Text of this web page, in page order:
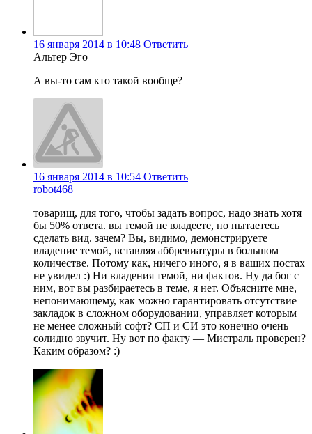
16 января 2014 в 10:48 Ответить
Альтер Эго
А вы-то сам кто такой вообще?
16 января 2014 в 10:54 Ответить
robot468
товарищ, для того, чтобы задать вопрос, надо знать хотя
бы 50% ответа. вы темой не владеете, но пытаетесь
сделать вид. зачем? Вы, видимо, демонстрируете
владение темой, вставляя аббревиатуры в большом
количестве. Потому как, ничего иного, я в ваших постах
не увидел :) Ни владения темой, ни фактов. Ну да бог с
ним, вот вы разбираетесь в теме, я нет. Объясните мне,
непонимающему, как можно гарантировать отсутствие
закладок в сложном оборудовании, управляет которым
не менее сложный софт? СП и СИ это конечно очень
солидно звучит. Ну вот по факту — Мистраль проверен?
Каким образом? :)